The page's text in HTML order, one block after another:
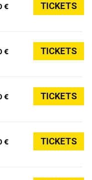
€ TICKETS
€ TICKETS
€ TICKETS
€ TICKETS